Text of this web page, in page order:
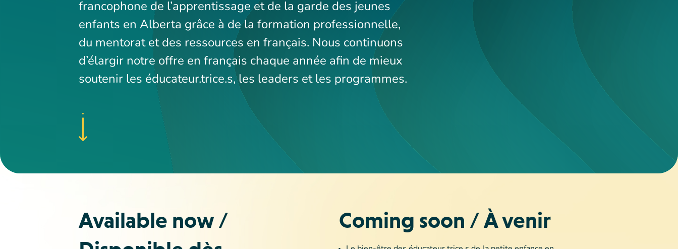
francophone de l’apprentissage et de la garde des jeunes
enfants en Alberta grâce à de la formation professionnelle,
du mentorat et des ressources en français. Nous continuons
d’élargir notre offre en français chaque année afin de mieux
soutenir les éducateur.trice.s, les leaders et les programmes.
Available now /
Coming soon / À venir